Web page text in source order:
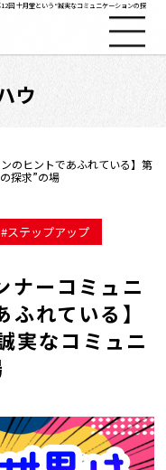
ウ
集
回 十月堂という“誠実なコミュニケーションの探
ウ
のヒントであふれている】第
探求”の場
ステップアップ
ナーコミュニ
れている】
実なコミュニ